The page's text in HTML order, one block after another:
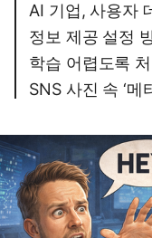
AI 기업, 사용자
정보 제공 설정
학습 어렵도록
SNS 사진 속 ‘메